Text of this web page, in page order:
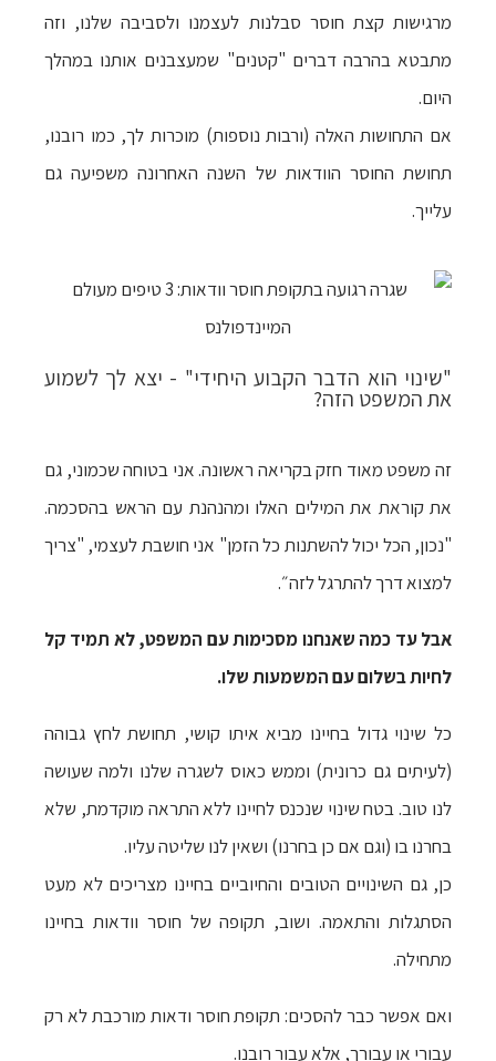
מרגישות קצת חוסר סבלנות לעצמנו ולסביבה שלנו, וזה
מתבטא בהרבה דברים "קטנים" שמעצבנים אותנו במהלך
היום.
אם התחושות האלה (ורבות נוספות) מוכרות לך, כמו רובנו,
תחושת החוסר הוודאות של השנה האחרונה משפיעה גם
עלייך.
"שינוי הוא הדבר הקבוע היחידי" - יצא לך לשמוע
את המשפט הזה?
זה משפט מאוד חזק בקריאה ראשונה. אני בטוחה שכמוני, גם
את קוראת את המילים האלו ומהנהנת עם הראש בהסכמה.
"נכון, הכל יכול להשתנות כל הזמן" אני חושבת לעצמי, "צריך
למצוא דרך להתרגל לזה״.
אבל עד כמה שאנחנו מסכימות עם המשפט, לא תמיד קל
לחיות בשלום עם המשמעות שלו.
כל שינוי גדול בחיינו מביא איתו קושי, תחושת לחץ גבוהה
(לעיתים גם כרונית) וממש כאוס לשגרה שלנו ולמה שעושה
לנו טוב. בטח שינוי שנכנס לחיינו ללא התראה מוקדמת, שלא
בחרנו בו (וגם אם כן בחרנו) ושאין לנו שליטה עליו.
כן, גם השינויים הטובים והחיוביים בחיינו מצריכים לא מעט
הסתגלות והתאמה. ושוב, תקופה של חוסר וודאות בחיינו
מתחילה.
ואם אפשר כבר להסכים: תקופת חוסר ודאות מורכבת לא רק
עבורי או עבורך, אלא עבור רובנו.